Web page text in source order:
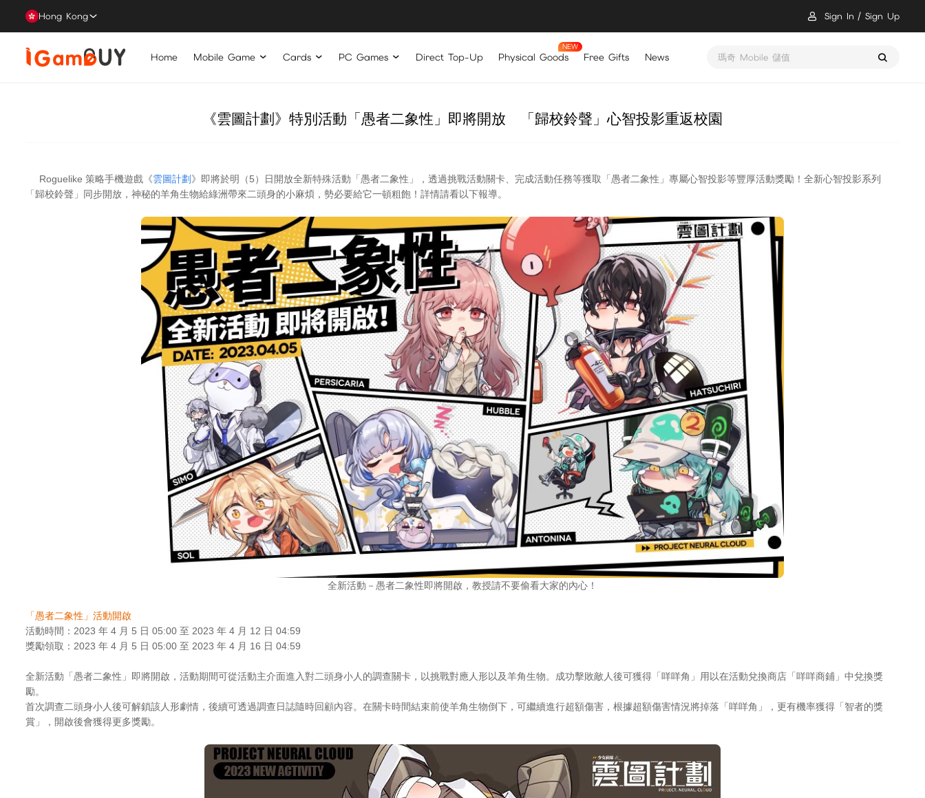
Hong Kong Sign In Sign Up
Home Mobile Game Cards PC Games Direct Top-Up Physical Goods Free Gifts News 瑪奇 Mobile 儲值
《雲圖計劃》特別活動「愚者二象性」即將開放 「歸校鈴聲」心智投影重返校園
Roguelike 策略手機遊戲《雲圖計劃》即將於明（5）日開放全新特殊活動「愚者二象性」，透過挑戰活動關卡、完成活動任務等獲取「愚者二象性」專屬心智投影等豐厚活動獎勵！全新心智投影系列
「歸校鈴聲」同步開放，神秘的羊角生物給綠洲帶來二頭身的小麻煩，勢必要給它一頓粗飽！詳情請看以下報導。
全新活動－愚者二象性即將開啟，教授請不要偷看大家的內心！
「愚者二象性」活動開啟
活動時間：2023 年 4 月 5 日 05:00 至 2023 年 4 月 12 日 04:59
獎勵領取：2023 年 4 月 5 日 05:00 至 2023 年 4 月 16 日 04:59
全新活動「愚者二象性」即將開啟，活動期間可從活動主介面進入對二頭身小人的調查關卡，以挑戰對應人形以及羊角生物。成功擊敗敵人後可獲得「咩咩角」用以在活動兌換商店「咩咩商鋪」中兌換獎
勵。
首次調查二頭身小人後可解鎖該人形劇情，後續可透過調查日誌隨時回顧內容。在關卡時間結束前使羊角生物倒下，可繼續進行超額傷害，根據超額傷害情況將掉落「咩咩角」，更有機率獲得「智者的獎
賞」，開啟後會獲得更多獎勵。